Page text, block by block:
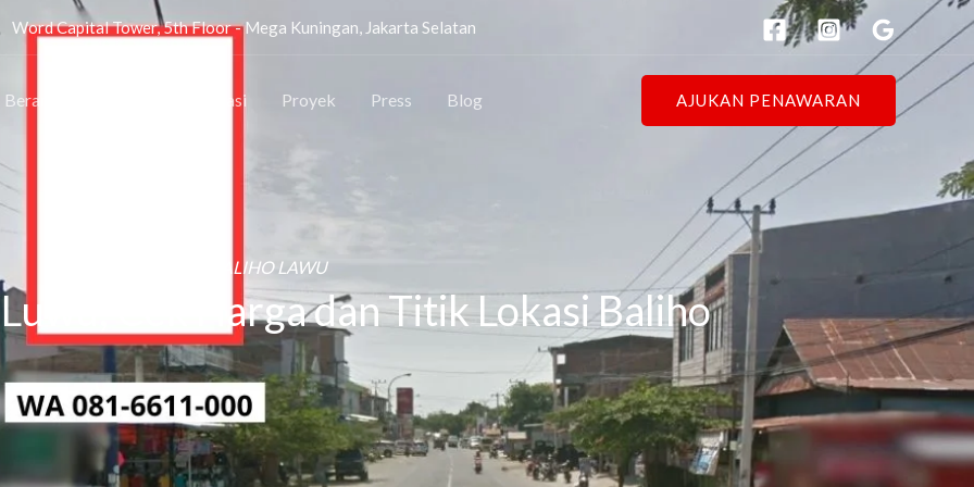
Word Capital Tower, 5th Floor - Mega Kuningan, Jakarta Selatan
Beranda Lokasi Proyek Press Blog AJUKAN PENAWARAN
SEWA BALIHO LAWU
Cek Harga dan Titik Lokasi Baliho